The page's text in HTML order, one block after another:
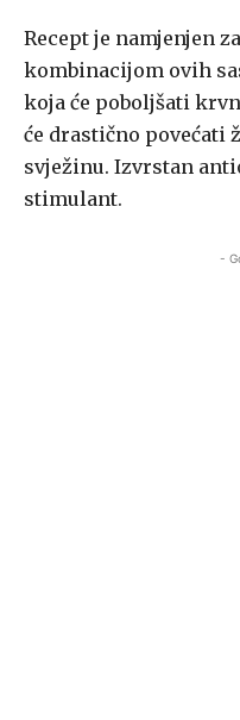
Recept je namjenjen
kombinacijom ovih
koja će poboljšati
će drastično povećati
svježinu. Izvrstan
stimulant.
-